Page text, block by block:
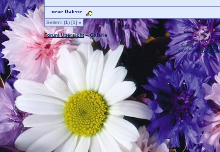
neue Galerie
Seiten: (1) [1] »
Forum Übersicht» Galerie
.: Script-Time:0,000
Powered byASP-